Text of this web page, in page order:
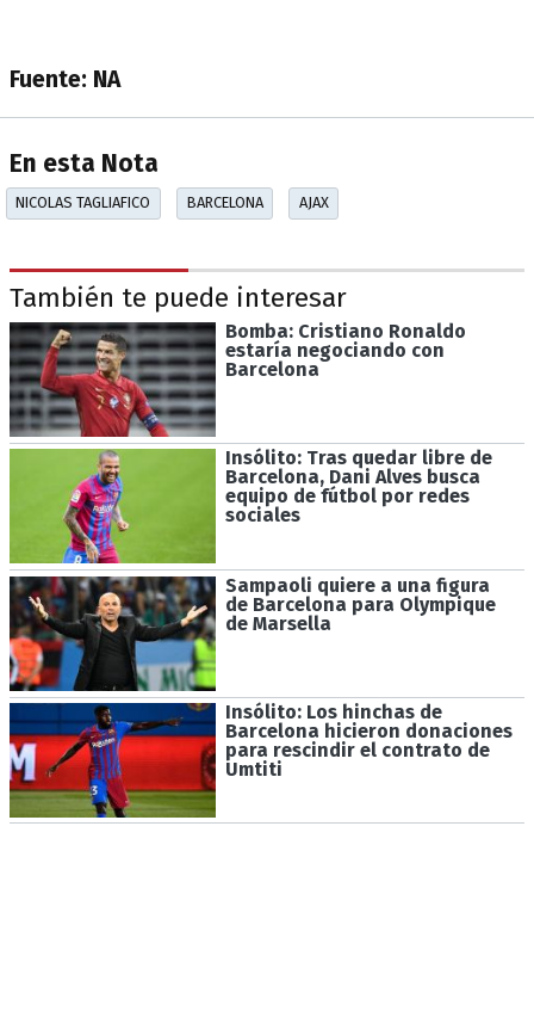
Fuente: NA
En esta Nota
NICOLAS TAGLIAFICO BARCELONA AJAX
También te puede interesar
Bomba: Cristiano Ronaldo
estaría negociando con
Barcelona
Insólito: Tras quedar libre de
Barcelona, Dani Alves busca
equipo de fútbol por redes
sociales
Sampaoli quiere a una figura
de Barcelona para Olympique
de Marsella
Insólito: Los hinchas de
Barcelona hicieron donaciones
para rescindir el contrato de
Umtiti